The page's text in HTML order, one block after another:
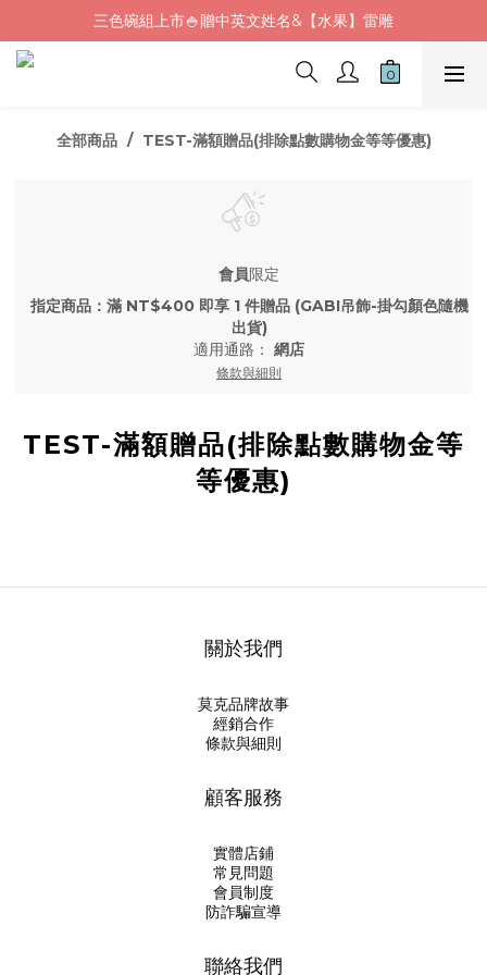
Fluf午餐袋✨新品上市92折+贈繡字
三色碗組上市🍚贈中英文姓名&【水果】雷雕
🦉韓國小眾包包品牌5折
全部商品
TEST-滿額贈品(排除點數購物金等等優惠)
會員限定
指定商品：滿 NT$400 即享 1 件贈品 (GABI吊飾-掛勾顏色隨機
出貨)
適用通路： 網店
條款與細則
TEST-滿額贈品(排除點數購物金等
等優惠)
關於我們
莫克品牌故事
經銷合作
條款與細則
顧客服務
實體店鋪
常見問題
會員制度
防詐騙宣導
聯絡我們